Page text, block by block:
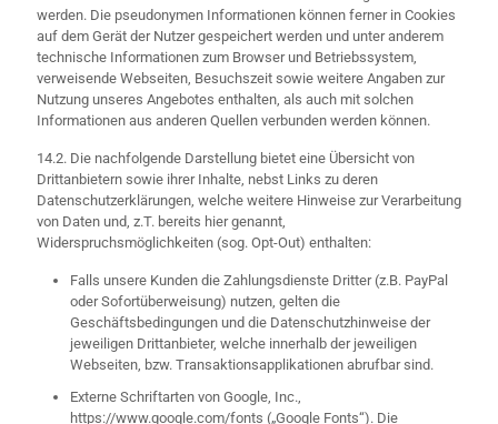
werden. Die pseudonymen Informationen können ferner in Cookies
auf dem Gerät der Nutzer gespeichert werden und unter anderem
technische Informationen zum Browser und Betriebssystem,
verweisende Webseiten, Besuchszeit sowie weitere Angaben zur
Nutzung unseres Angebotes enthalten, als auch mit solchen
Informationen aus anderen Quellen verbunden werden können.
14.2. Die nachfolgende Darstellung bietet eine Übersicht von
Drittanbietern sowie ihrer Inhalte, nebst Links zu deren
Datenschutzerklärungen, welche weitere Hinweise zur Verarbeitung
von Daten und, z.T. bereits hier genannt,
Widerspruchsmöglichkeiten (sog. Opt-Out) enthalten:
Falls unsere Kunden die Zahlungsdienste Dritter (z.B. PayPal
oder Sofortüberweisung) nutzen, gelten die
Geschäftsbedingungen und die Datenschutzhinweise der
jeweiligen Drittanbieter, welche innerhalb der jeweiligen
Webseiten, bzw. Transaktionsapplikationen abrufbar sind.
Externe Schriftarten von Google, Inc.,
https://www.google.com/fonts („Google Fonts“). Die